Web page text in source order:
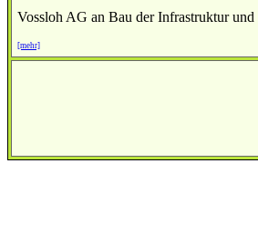
Vossloh AG an Bau der Infrastruktur
[mehr]